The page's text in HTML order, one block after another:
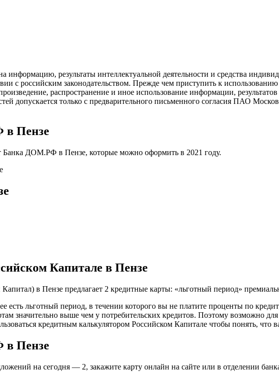
информацию, результаты интеллектуальной деятельности и средства
с российским законодательством. Прежде чем приступить к использованию
распространение и иное использование информации, результатов
допускается только с предварительного письменного согласия ПАО
Пензе
Банка ДОМ.РФ в Пензе, которые можно оформить в 2021 году.
Капитале в Пензе
в Пензе предлагает 2 кредитные карты: «льготный период»
есть льготный период, в течении которого вы не платите проценты по
значительно выше чем у потребительских кредитов. Поэтому возможно
кредитным калькулятором Российском Капитале чтобы понять, что
Пензе
на сегодня — 2, закажите карту онлайн на сайте или в отделении